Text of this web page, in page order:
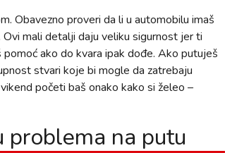
Obavezno proveri da li u automobilu imaš
mali detalji daju veliku sigurnost jer ti
ako do kvara ipak dođe. Ako putuješ
stvari koje bi mogle da zatrebaju
početi baš onako kako si želeo –
problema na putu